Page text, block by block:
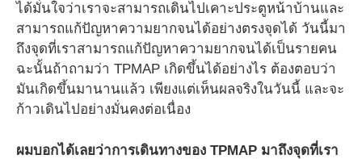
ได้มั่นใจว่าเราจะสามารถเดินไปเคาะประตูหน้าบ้านและ
สามารถแก้ปัญหาความยากจนได้อย่างตรงจุดได้ วันนี้มา
ถึงจุดที่เราสามารถแก้ปัญหาความยากจนได้เป็นรายคน
ฉะนั้นถ้าถามว่า TPMAP เกิดขึ้นได้อย่างไร ต้องตอบว่า
มันเกิดขึ้นมานานแล้ว เพียงแต่เห็นผลจริงในวันนี้ และจะ
ก้าวเดินไปอย่างมั่นคงต่อเนื่อง
ผมบอกได้เลยว่าการเดินทางของ TPMAP มาถึงจุดที่เรา